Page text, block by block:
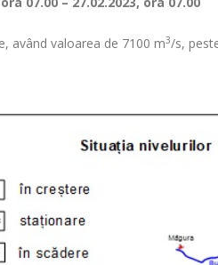
având valoarea de 7100 m3/s,